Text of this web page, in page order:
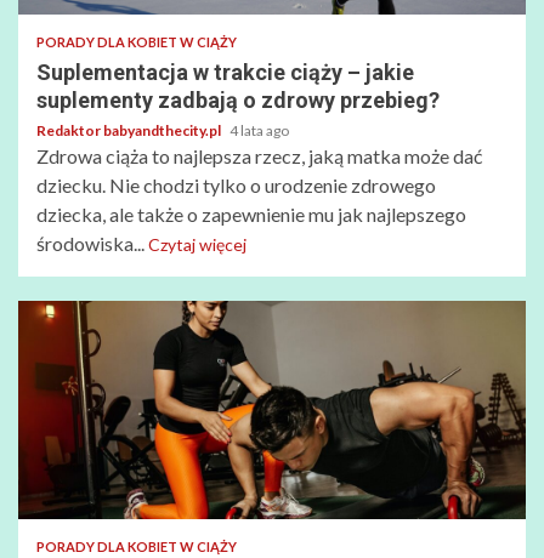
PORADY DLA KOBIET W CIĄŻY
Suplementacja w trakcie ciąży – jakie
suplementy zadbają o zdrowy przebieg?
Redaktor babyandthecity.pl 4 lata ago
Zdrowa ciąża to najlepsza rzecz, jaką matka może dać
dziecku. Nie chodzi tylko o urodzenie zdrowego
dziecka, ale także o zapewnienie mu jak najlepszego
środowiska...Czytaj więcej
PORADY DLA KOBIET W CIĄŻY